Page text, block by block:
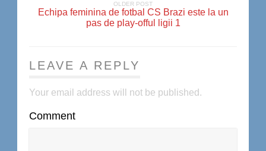
OLDER POST
Echipa feminina de fotbal CS Brazi este la un
pas de play-offul ligii 1
LEAVE A REPLY
Your email address will not be published.
Comment